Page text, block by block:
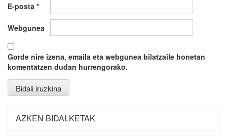
E-posta *
Webgunea
Gorde nire izena, emaila eta webgunea bilatzaile honetan
komentatzen dudan hurrengorako.
AZKEN BIDALKETAK